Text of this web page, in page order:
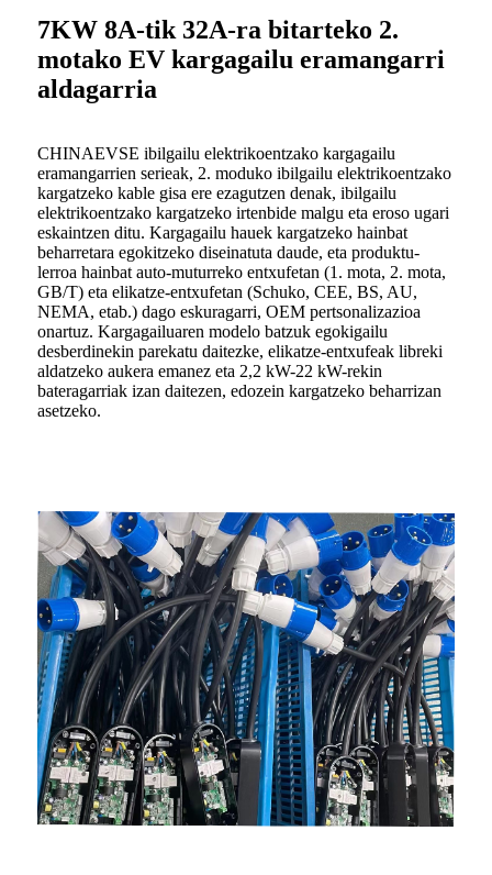
7KW 8A-tik 32A-ra bitarteko 2.
motako EV kargagailu eramangarri
aldagarria
CHINAEVSE ibilgailu elektrikoentzako kargagailu
eramangarrien serieak, 2. moduko ibilgailu elektrikoentzako
kargatzeko kable gisa ere ezagutzen denak, ibilgailu
elektrikoentzako kargatzeko irtenbide malgu eta eroso ugari
eskaintzen ditu. Kargagailu hauek kargatzeko hainbat
beharretara egokitzeko diseinatuta daude, eta produktu-
lerroa hainbat auto-muturreko entxufetan (1. mota, 2. mota,
GB/T) eta elikatze-entxufetan (Schuko, CEE, BS, AU,
NEMA, etab.) dago eskuragarri, OEM pertsonalizazioa
onartuz. Kargagailuaren modelo batzuk egokigailu
desberdinekin parekatu daitezke, elikatze-entxufeak libreki
aldatzeko aukera emanez eta 2,2 kW-22 kW-rekin
bateragarriak izan daitezen, edozein kargatzeko beharrizan
asetzeko.